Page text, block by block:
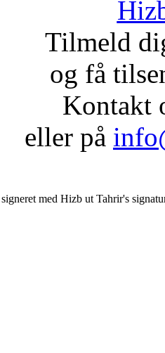
Tilmeld
og få
Kontakt
eller på
med Hizb ut Tahrir's